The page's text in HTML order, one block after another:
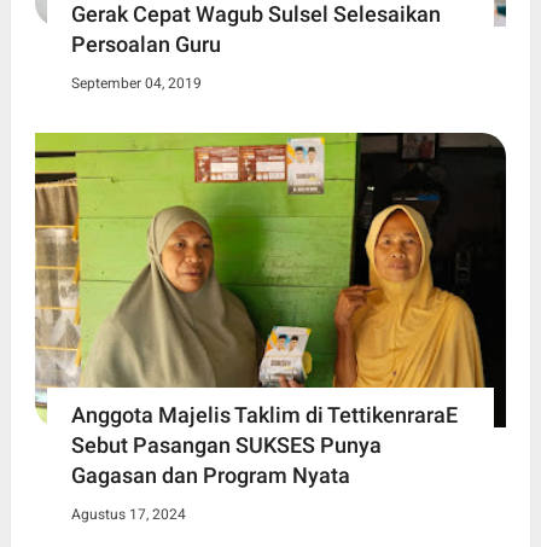
Gerak Cepat Wagub Sulsel Selesaikan
Persoalan Guru
September 04, 2019
Anggota Majelis Taklim di TettikenraraE
Sebut Pasangan SUKSES Punya
Gagasan dan Program Nyata
Agustus 17, 2024